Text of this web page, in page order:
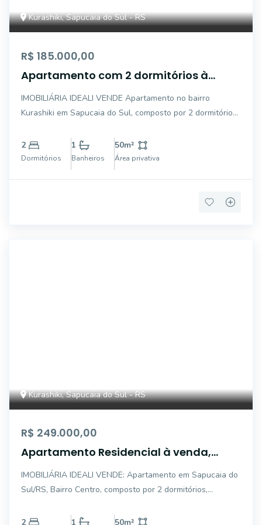
Kurashiki, Sapucaia do Sul - RS
R$ 185.000,00
Apartamento com 2 dormitórios à
- Sapucaia do Sul/RS
IMOBILIÁRIA IDEALI VENDE Apartamento no bairro
Kurashiki em Sapucaia do Sul, composto por 2 dormitórios,
individual. Mobília que vai ficar no valor de venda:
Roupeiro, cama e máquina de lavar. Condomín
2
Dormitórios
1
Banheiros
50m²
Área privativa
Kurashiki, Sapucaia do Sul - RS
R$ 249.000,00
Apartamento Residencial à venda,
IMOBILIÁRIA IDEALI VENDE: Apartamento em Sapucaia do
Sul/RS, Bairro Centro, composto por 2 dormitórios,
individual. Apartamento térreo com pátio. Ficam no imóvel
2 1 50m²